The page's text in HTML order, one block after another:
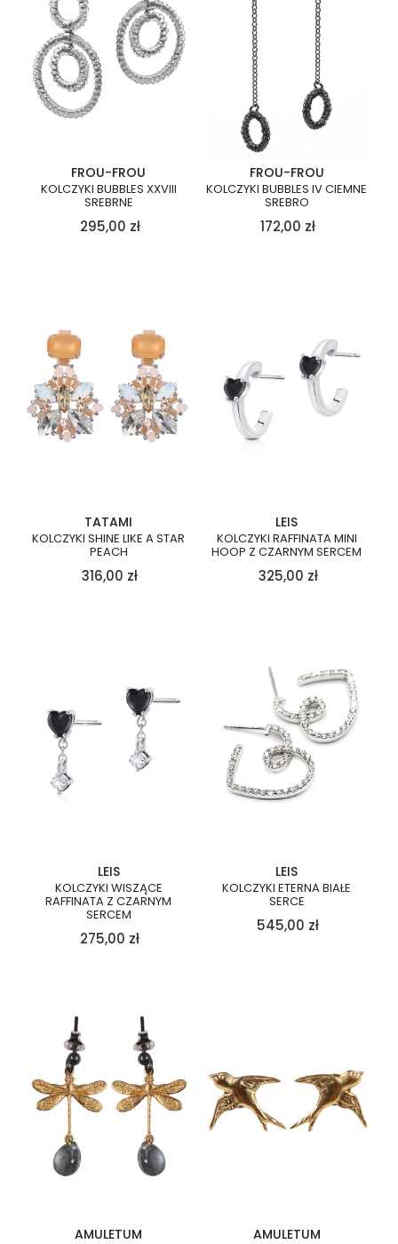
FROU-FROU
KOLCZYKI BUBBLES XXVIII
SREBRNE
295,00 zł
FROU-FROU
KOLCZYKI BUBBLES IV CIEMNE
SREBRO
172,00 zł
TATAMI
KOLCZYKI SHINE LIKE A STAR
PEACH
316,00 zł
LEIS
KOLCZYKI RAFFINATA MINI
HOOP Z CZARNYM SERCEM
325,00 zł
LEIS
KOLCZYKI WISZĄCE
RAFFINATA Z CZARNYM
SERCEM
275,00 zł
LEIS
KOLCZYKI ETERNA BIAŁE
SERCE
545,00 zł
AMULETUM AMULETUM